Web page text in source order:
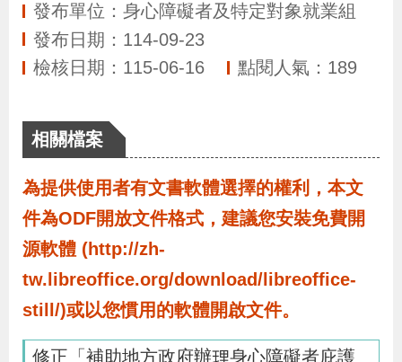
訊
息
發
為
民
服
務
發布單位：身心障礙者及特定對象就業組
發布日期：114-09-23
檢核日期：115-06-16
點閱人氣：189
相關檔案
為提供使用者有文書軟體選擇的權利，本文
件為ODF開放文件格式，建議您安裝免費開
源軟體 (http://zh-
tw.libreoffice.org/download/libreoffice-
still/)或以您慣用的軟體開啟文件。
修正「補助地方政府辦理身心障礙者庇護